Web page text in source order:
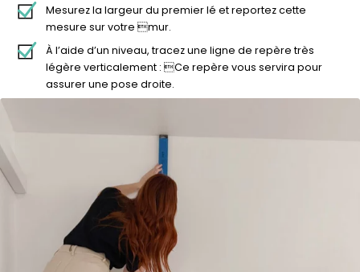
Mesurez la largeur du premier lé et reportez cette
mesure sur votre mur.
À l’aide d’un niveau, tracez une ligne de repère très
légère verticalement : Ce repère vous servira pour
assurer une pose droite.